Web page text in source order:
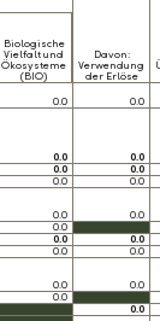
Davon:
Verwendung
der Erlöse
Biologische
Vielfalt und
Ökosysteme
(BIO)
0.0 0.0
0.0 0.0
0.0 0.0
0.0 0.0
0.0 0.0
0.0
0.0 0.0
0.0 0.0
0.0 0.0
0.0
0.0